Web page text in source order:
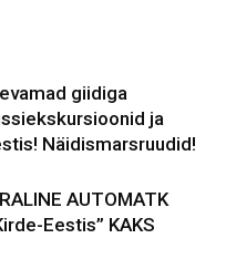
giidiga
ja
Näidismarsruudid!
AUTOMATK
Eestis” KAKS